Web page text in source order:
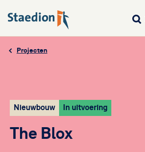
Projecten
The Blox
Nieuwbouw In uitvoering